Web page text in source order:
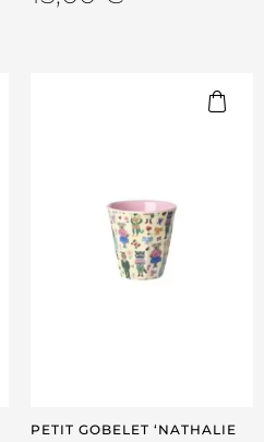
PETIT GOBELET ‘NATHALIE